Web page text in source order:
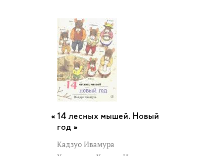
14 лесных мышей. Новый
год »
Кадзуо Ивамура